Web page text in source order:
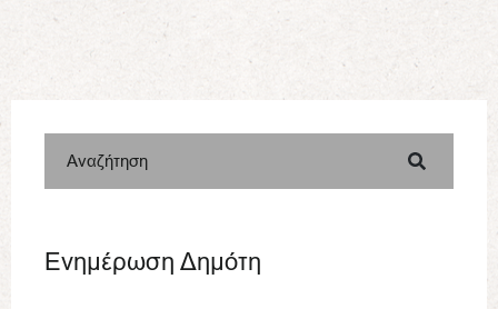
Αναζήτηση
Ενημέρωση Δημότη